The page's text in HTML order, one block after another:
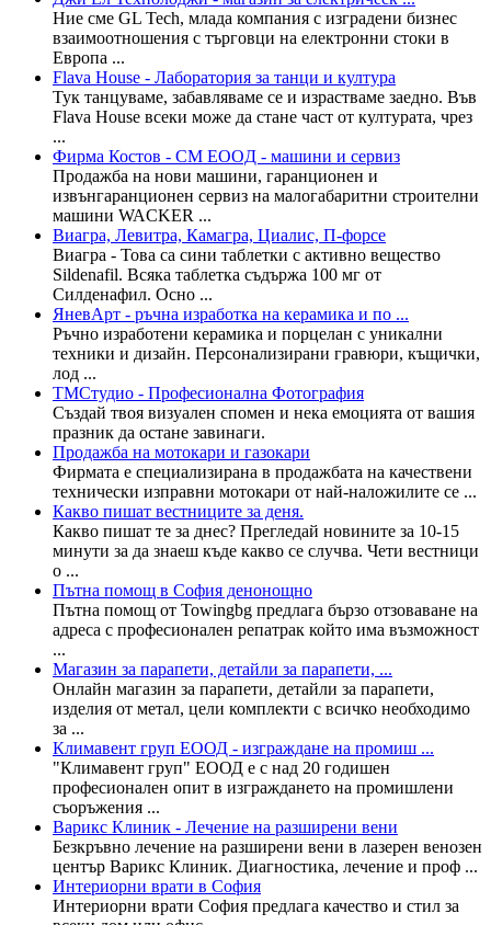
Ние сме GL Tech, млада компания с изградени бизнес
взаимоотношения с търговци на електронни стоки в
Европа ...
Flava House - Лаборатория за танци и култура
Тук танцуваме, забавляваме се и израстваме заедно. Във
Flava House всеки може да стане част от културата, чрез
...
Фирма Костов - СМ EOOД - машини и сервиз
Продажба на нови машини, гаранционен и
извънгаранционен сервиз на малогабаритни строителни
машини WACKER ...
Виагра, Левитра, Камагра, Циалис, П-форсе
Виагра - Това са сини таблетки с активно вещество
Sildenafil. Всяка таблетка съдържа 100 мг от
Силденафил. Осно ...
ЯневАрт - ръчна изработка на керамика и по ...
Ръчно изработени керамика и порцелан с уникални
техники и дизайн. Персонализирани гравюри, къщички,
лод ...
ТМСтудио - Професионална Фотография
Създай твоя визуален спомен и нека емоцията от вашия
празник да остане завинаги.
Продажба на мотокари и газокари
Фирмата е специализирана в продажбата на качествени
технически изправни мотокари от най-наложилите се ...
Какво пишат вестниците за деня.
Какво пишат те за днес? Прегледай новините за 10-15
минути за да знаеш къде какво се случва. Чети вестници
о ...
Пътна помощ в София денонощно
Пътна помощ от Towingbg предлага бързо отзоваване на
адреса с професионален репатрак който има възможност
...
Магазин за парапети, детайли за парапети, ...
Онлайн магазин за парапети, детайли за парапети,
изделия от метал, цели комплекти с всичко необходимо
за ...
Климавент груп ЕООД - изграждане на промиш ...
"Климавент груп" ЕООД е с над 20 годишен
професионален опит в изграждането на промишлени
съоръжения ...
Варикс Клиник - Лечение на разширени вени
Безкръвно лечение на разширени вени в лазерен венозен
център Варикс Клиник. Диагностика, лечение и проф ...
Интериорни врати в София
Интериорни врати София предлага качество и стил за